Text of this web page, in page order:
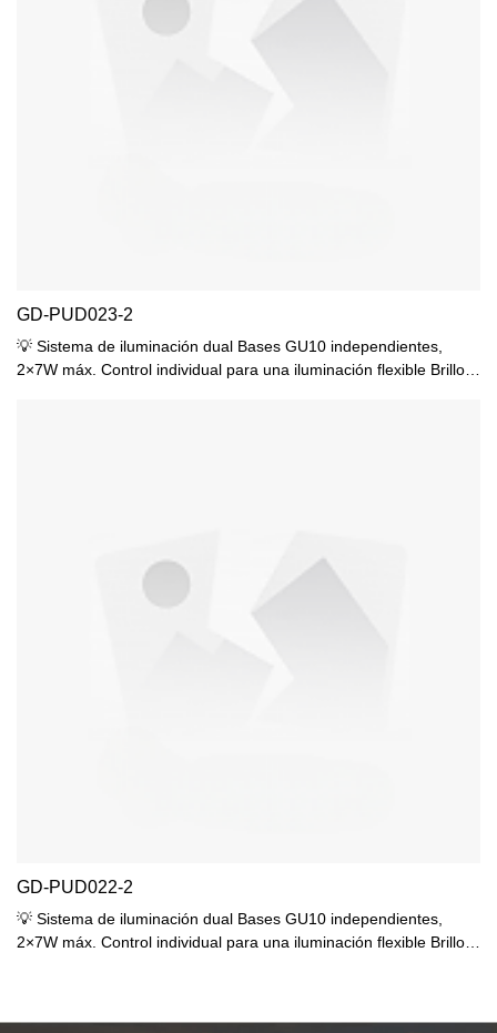
GD-PUD023-2
💡 Sistema de iluminación dual Bases GU10 independientes,
2×7W máx. Control individual para una iluminación flexible Brillo
GD-PUD022-2
💡 Sistema de iluminación dual Bases GU10 independientes,
2×7W máx. Control individual para una iluminación flexible Brillo